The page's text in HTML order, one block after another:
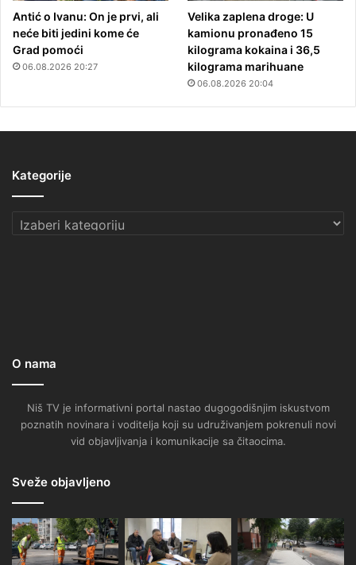
Antić o Ivanu: On je prvi, ali
neće biti jedini kome će
Grad pomoći
06.08.2026 20:27
Velika zaplena droge: U
kamionu pronađeno 15
kilograma kokaina i 36,5
kilograma marihuane
06.08.2026 20:04
Kategorije
Kategorije
O nama
Niš TV je informativni portal nastao dugogodišnjim iskustvom
poznatih novinara i voditelja koji su udruživanjem pokrenuli novi
vid objavljivanja i komunikacije sa čitaocima.
Sveže objavljeno